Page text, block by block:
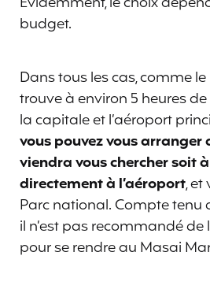
budget.
Dans tous les cas, comme
trouve à environ 5 heures
la capitale et l’aéroport
vous pouvez vous arranger
viendra vous chercher soit
directement à l’aéroport,
Parc national. Compte tenu
il n’est pas recommandé
pour se rendre au Masai